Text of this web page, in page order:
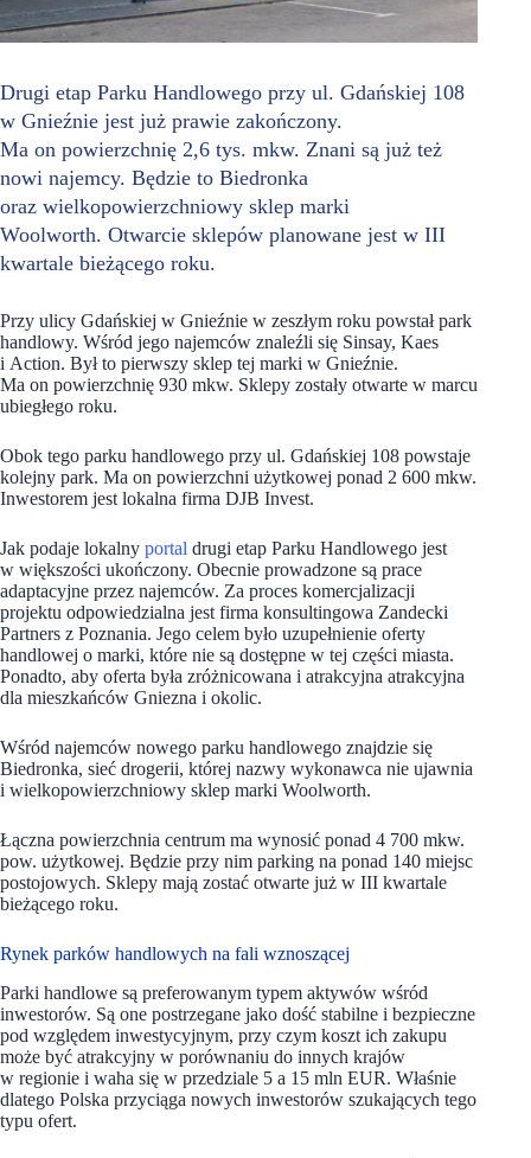
Drugi etap Parku Handlowego przy ul. Gdańskiej 108
w Gnieźnie jest już prawie zakończony.
Ma on powierzchnię 2,6 tys. mkw. Znani są już też
nowi najemcy. Będzie to Biedronka
oraz wielkopowierzchniowy sklep marki
Woolworth. Otwarcie sklepów planowane jest w III
kwartale bieżącego roku.
Przy ulicy Gdańskiej w Gnieźnie w zeszłym roku powstał park
handlowy. Wśród jego najemców znaleźli się Sinsay, Kaes
i Action. Był to pierwszy sklep tej marki w Gnieźnie.
Ma on powierzchnię 930 mkw. Sklepy zostały otwarte w marcu
ubiegłego roku.
Obok tego parku handlowego przy ul. Gdańskiej 108 powstaje
kolejny park. Ma on powierzchni użytkowej ponad 2 600 mkw.
Inwestorem jest lokalna firma DJB Invest.
Jak podaje lokalny portal drugi etap Parku Handlowego jest
w większości ukończony. Obecnie prowadzone są prace
adaptacyjne przez najemców. Za proces komercjalizacji
projektu odpowiedzialna jest firma konsultingowa Zandecki
Partners z Poznania. Jego celem było uzupełnienie oferty
handlowej o marki, które nie są dostępne w tej części miasta.
Ponadto, aby oferta była zróżnicowana i atrakcyjna atrakcyjna
dla mieszkańców Gniezna i okolic.
Wśród najemców nowego parku handlowego znajdzie się
Biedronka, sieć drogerii, której nazwy wykonawca nie ujawnia
i wielkopowierzchniowy sklep marki Woolworth.
Łączna powierzchnia centrum ma wynosić ponad 4 700 mkw.
pow. użytkowej. Będzie przy nim parking na ponad 140 miejsc
postojowych. Sklepy mają zostać otwarte już w III kwartale
bieżącego roku.
Rynek parków handlowych na fali wznoszącej
Parki handlowe są preferowanym typem aktywów wśród
inwestorów. Są one postrzegane jako dość stabilne i bezpieczne
pod względem inwestycyjnym, przy czym koszt ich zakupu
może być atrakcyjny w porównaniu do innych krajów
w regionie i waha się w przedziale 5 a 15 mln EUR. Właśnie
dlatego Polska przyciąga nowych inwestorów szukających tego
typu ofert.